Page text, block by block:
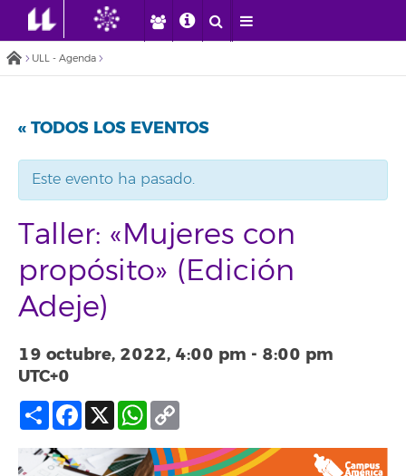
ULL - Agenda
« TODOS LOS EVENTOS
Este evento ha pasado.
Taller: «Mujeres con
propósito» (Edición
Adeje)
19 octubre, 2022, 4:00 pm - 8:00 pm
UTC+0
Compartir
Facebook
X WhatsApp